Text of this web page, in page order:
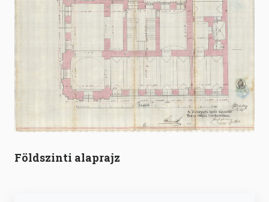
Földszinti alaprajz